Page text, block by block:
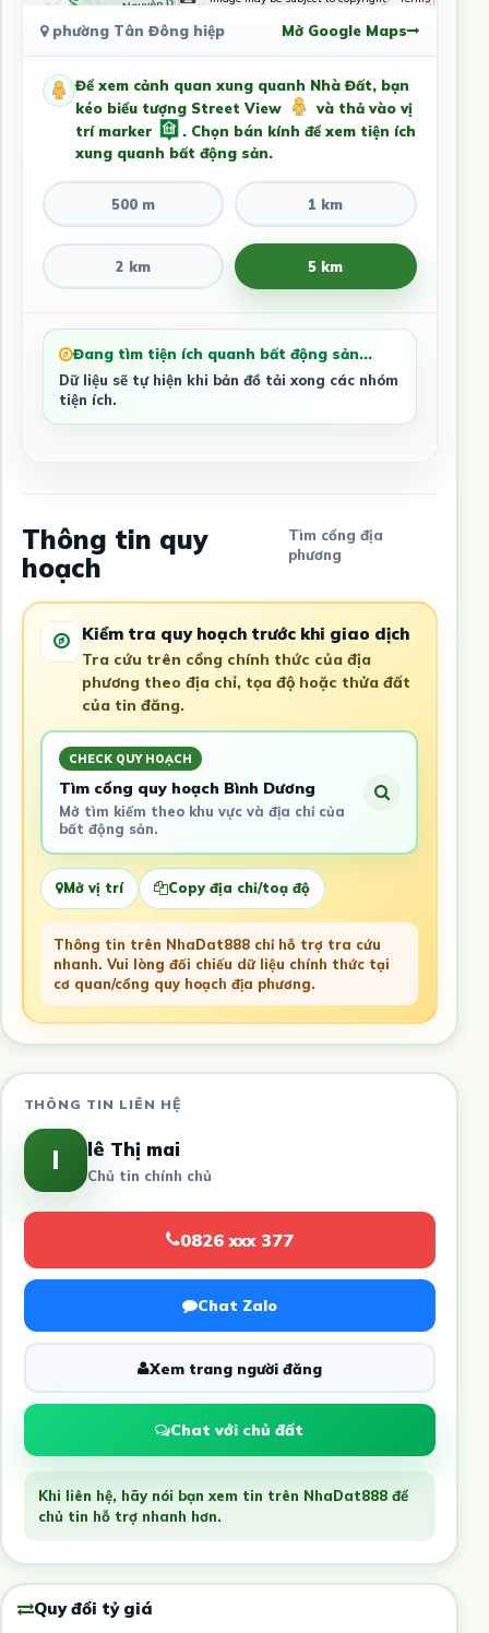
phường Tân Đông hiệp Mở Google Maps
Để xem cảnh quan xung quanh Nhà Đất, bạn
kéo biểu tượng Street View
và thả vào vị
trí marker
. Chọn bán kính để xem tiện ích
xung quanh bất động sản.
500 m 1 km
2 km 5 km
Đang tìm tiện ích quanh bất động sản...
Dữ liệu sẽ tự hiện khi bản đồ tải xong các nhóm
tiện ích.
Thông tin quy
hoạch
Tìm cổng địa
phương
Kiểm tra quy hoạch trước khi giao dịch
Tra cứu trên cổng chính thức của địa
phương theo địa chỉ, tọa độ hoặc thửa đất
của tin đăng.
CHECK QUY HOẠCH
Tìm cổng quy hoạch Bình Dương
Mở tìm kiếm theo khu vực và địa chỉ của
bất động sản.
Mở vị trí Copy địa chỉ/toạ độ
Thông tin trên NhaDat888 chỉ hỗ trợ tra cứu
nhanh. Vui lòng đối chiếu dữ liệu chính thức tại
cơ quan/cổng quy hoạch địa phương.
THÔNG TIN LIÊN HỆ
l lê Thị mai
Chủ tin chính chủ
0826 xxx 377
Chat Zalo
Xem trang người đăng
Chat với chủ đất
Khi liên hệ, hãy nói bạn xem tin trên NhaDat888 để
chủ tin hỗ trợ nhanh hơn.
Quy đổi tỷ giá